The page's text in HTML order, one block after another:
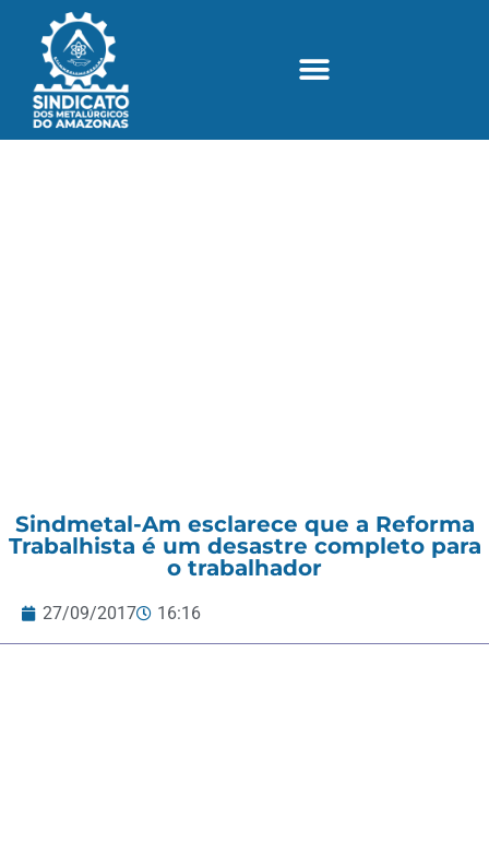
Sindmetal-Am esclarece que a Reforma
Trabalhista é um desastre completo para
o trabalhador
27/09/2017 16:16